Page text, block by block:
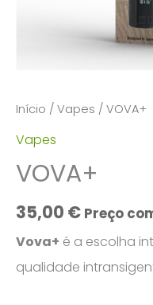
Início / Vapes / VOVA+
Vapes
VOVA+
35,00 € Preço
Vova+ é a escolha
qualidade